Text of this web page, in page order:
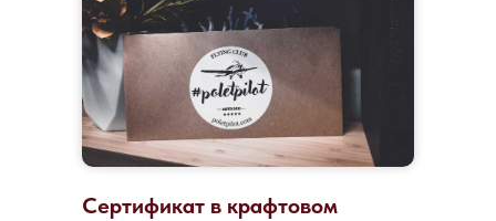
Сертификат в крафтовом